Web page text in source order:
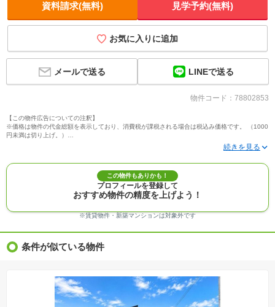
資料請求(無料) 見学予約(無料)
お気に入りに追加
メールで送る LINEで送る
物件コード：78802853
【この物件広告についての注釈】
※価格は物件の代金総額を表示しており、消費税が課税される場合は税込み価格です。 （1000
円未満は切り上げ。）
※写真に写っている、またはパース（絵）や間取り図に描かれている家具や車などは、特にコ
※建築条件付き土地価格には、建物価格は含まれません。
※物件情報は、原則として情報提供日の２日前に最終確認した情報です。
※完成予想図はいずれも外構、植栽、外観等実際のものとは多少異なることがあります。
※モデルルーム・モデルハウス・展示場・ショールームの画像の場合、今回販売の物件と異な
※ＣＧ合成の画像の場合、実際とは多少異なる場合があります。
※物件特徴：販売戸数が複数の物件は、全ての住戸に該当しない項目もあります。
※価格更新：物件価格が変更された日から１週間表示されます。
※建築条件土地の情報内に掲載されている、建物プラン例は、土地購入者の設計プランの参考
の一例であって、プランの採用可否は任意です。
※土地（建築条件なし）で「建物プラン例」が表記してある時、そのプラン例は特定の建築請
この物件もありかも！
プロフィールを登録して
おすすめ物件の精度を上げよう！
※賃貸物件・新築マンションは対象外です
条件が似ている物件